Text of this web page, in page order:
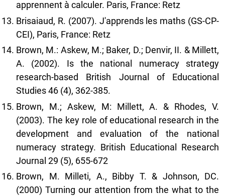
apprennent à calculer. Paris, France: Retz
Brisaiaud, R. (2007). J'apprends les maths (GS-CP-
CEI), Paris, France: Retz
Brown, M.: Askew, M.; Baker, D.; Denvir, II. & Millett,
A. (2002). Is the national numeracy strategy
research-based British Journal of Educational
Studies 46 (4), 362-385.
Brown, M.; Askew, M: Millett, A. & Rhodes, V.
(2003). The key role of educational research in the
development and evaluation of the national
numeracy strategy. British Educational Research
Journal 29 (5), 655-672
Brown, M. Milleti, A., Bibby T. & Johnson, DC.
(2000) Turning our attention from the what to the